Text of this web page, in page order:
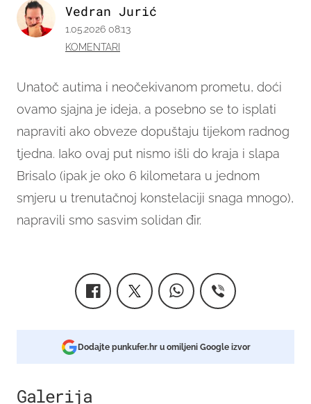
Unatoč autima i neočekivanom prometu, doći
ovamo sjajna je ideja, a posebno se to isplati
napraviti ako obveze dopuštaju tijekom radnog
tjedna. Iako ovaj put nismo išli do kraja i slapa
Brisalo (ipak je oko 6 kilometara u jednom
smjeru u trenutačnoj konstelaciji snaga mnogo),
napravili smo sasvim solidan đir.
Vedran Jurić
1.05.2026 08:13
KOMENTARI
Dodajte punkufer.hr u omiljeni Google izvor
Galerija